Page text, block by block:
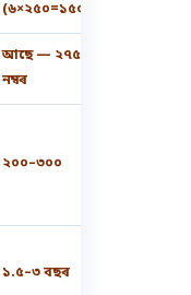
(৬×২৫০=১৫০০)
আছে — ২৭৫
নম্বৰ
২০০–৩০০
১.৫–৩ বছৰ